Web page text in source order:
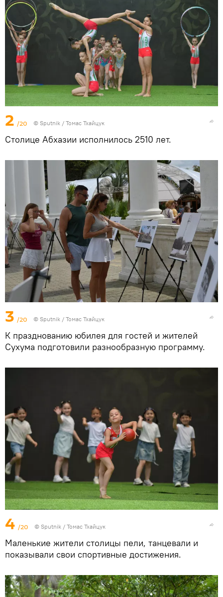
2 /20 © Sputnik / Томас Тхайцук
Столице Абхазии исполнилось 2510 лет.
3 /20 © Sputnik / Томас Тхайцук
К празднованию юбилея для гостей и жителей
Сухума подготовили разнообразную программу.
4 /20 © Sputnik / Томас Тхайцук
Маленькие жители столицы пели, танцевали и
показывали свои спортивные достижения.